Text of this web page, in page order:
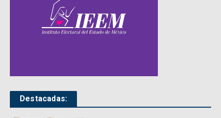
Destacadas: